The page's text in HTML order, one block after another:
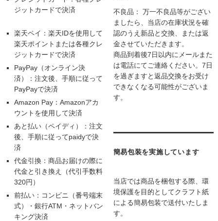
ジットカードで決済
楽天ペイ：楽天IDを使用して
楽天ポイントまたは各種クレ
ジットカードで決済
PayPay（オンライン決
済）：注文後、手順に従って
PayPayで決済
Amazon Pay：Amazonアカ
ウントを使用して決済
あと払い（ペイディ）：注文
後、手順に従ってpaidyで決
済
代金引換：商品お届けの際に
代金と引き換え（代引手数料
320円）
前払い：コンビニ（番号端末
式）・銀行ATM・ネットバン
キング決済
不良品： 万一不良品等がござい
ましたら、当店の在庫状況を確
認のうえ新品と交換、または返
金させていただきます。
商品到着後7日以内にメールまた
は電話にてご連絡ください。7日
を過ぎますと返品交換をお受け
できなくなる可能性がございま
す。
簡易包装を実施しています
当店では商品を梱包する際、環
境保護を目的としてクラフト紙
による簡易包装で送付いたしま
す。